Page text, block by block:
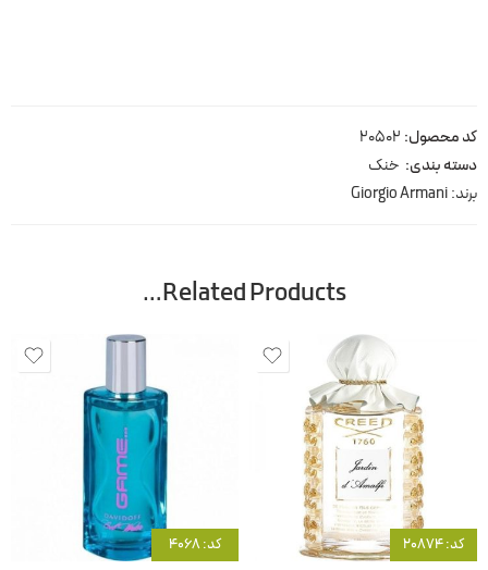
کد محصول: 20502
دسته بندی: خنک
برند:Giorgio Armani
Related Products…
کد: 20874 کد: 4068